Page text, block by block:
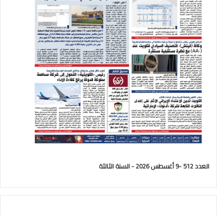
العدد 512 -9 أغسطس 2026 - السنة الثالثة